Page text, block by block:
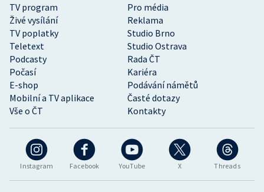
Instagram Facebook YouTube X Threads
TV program
Pro média
Živé vysílání
Reklama
TV poplatky
Studio Brno
Teletext
Studio Ostrava
Podcasty
Rada ČT
Počasí
Kariéra
E-shop
Podávání námětů
Mobilní a TV aplikace
Časté dotazy
Vše o ČT
Kontakty